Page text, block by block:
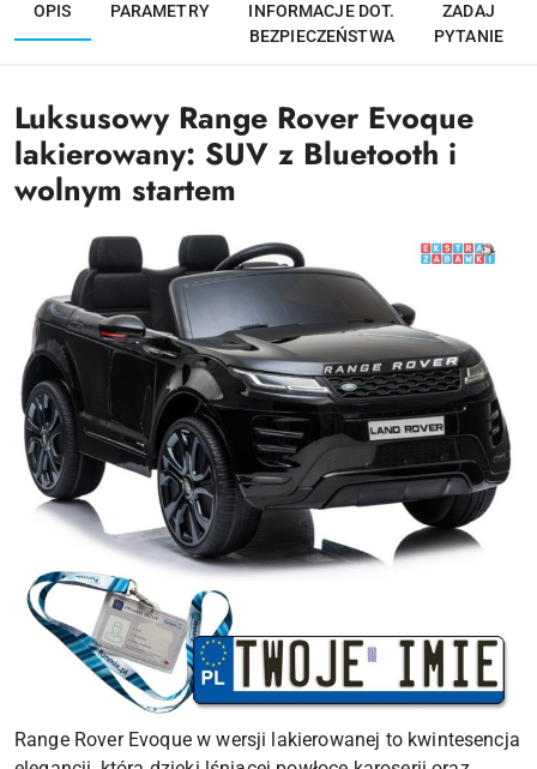
OPIS PARAMETRY
INFORMACJE DOT.
BEZPIECZEŃSTWA
ZADAJ
PYTANIE
Luksusowy Range Rover Evoque
lakierowany: SUV z Bluetooth i
wolnym startem
Range Rover Evoque w wersji lakierowanej to kwintesencja